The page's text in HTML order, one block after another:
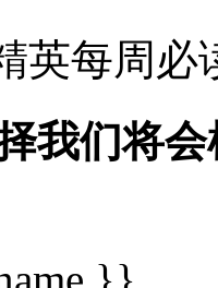
英每周
我们将
}}